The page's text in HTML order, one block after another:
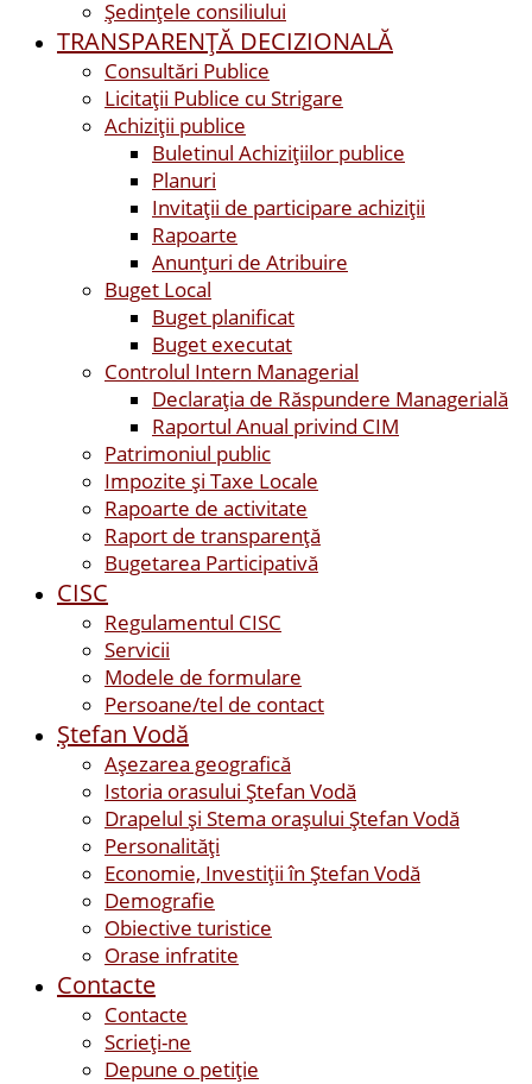
Ședințele consiliului
TRANSPARENȚĂ DECIZIONALĂ
Consultări Publice
Licitații Publice cu Strigare
Achiziţii publice
Buletinul Achizițiilor publice
Planuri
Invitaţii de participare achiziții
Rapoarte
Anunțuri de Atribuire
Buget Local
Buget planificat
Buget executat
Controlul Intern Managerial
Declarația de Răspundere Managerială
Raportul Anual privind CIM
Patrimoniul public
Impozite și Taxe Locale
Rapoarte de activitate
Raport de transparenţă
Bugetarea Participativă
CISC
Regulamentul CISC
Servicii
Modele de formulare
Persoane/tel de contact
Ştefan Vodă
Așezarea geografică
Istoria orasului Ştefan Vodă
Drapelul şi Stema oraşului Ştefan Vodă
Personalităţi
Economie, Investiţii în Ştefan Vodă
Demografie
Obiective turistice
Orase infratite
Contacte
Contacte
Scrieți-ne
Depune o petiție